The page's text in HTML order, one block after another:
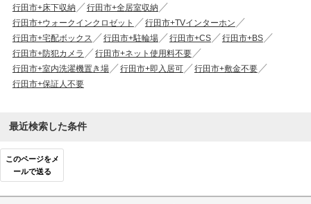
行田市+床下収納
行田市+全居室収納
行田市+ウォークインクロゼット
行田市+TVインターホン
行田市+宅配ボックス
行田市+駐輪場 行田市+CS
行田市+BS
行田市+防犯カメラ
行田市+ネット使用料不要
行田市+室内洗濯機置き場
行田市+即入居可
行田市+敷金不要
行田市+保証人不要
最近検索した条件
このページをメ
ールで送る